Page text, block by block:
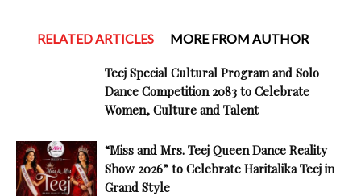
RELATED ARTICLES MORE FROM AUTHOR
Teej Special Cultural Program and Solo
Dance Competition 2083 to Celebrate
Women, Culture and Talent
“Miss and Mrs. Teej Queen Dance Reality
Show 2026” to Celebrate Haritalika Teej in
Grand Style